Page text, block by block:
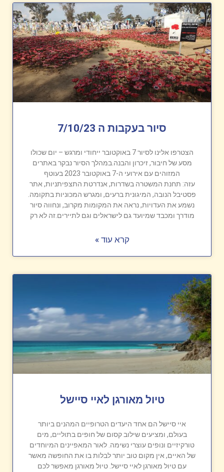
סיור בעקבות ה 7/10/23
הצטרפו אלינו לסיור 7 באוקטובר ייחודי ומרגש – יום שכולו
מסע של חיבור, זיכרון והבנה.במהלך הסיור נבקר באתרים
המזוהים עם אירועי ה-7 באוקטובר 2023 בעוטף
עזה: תחנת המשטרה בשדרות, אנדרטת התצפיתניות, אתר
פסטיבל הנובה, המיגונית ברעים, ומגרש המכוניות בתקומה.
נשמע את העדויות, נראה את המקומות מקרוב, ונחווה סיור
מודרך ומכבד שמיועד גם לישראלים וגם לתיירים.זה לא רק
קרא עוד »
טיול מאורגן לאיי סיישל
איי סיישל הם אחד היעדים הטרופיים המהנים ביותר
בעולם, ומציעים שילוב קסום של חופים בתוליים, מים
טורקיזיים ונופים עוצרי נשימה. לאור המאפיינים המיוחדים
של האיים, אין מקום טוב יותר לבלות בו את החופשה מאשר
עם טיול מאורגן לאיי סיישל. טיול מאורגן מאפשר לכם